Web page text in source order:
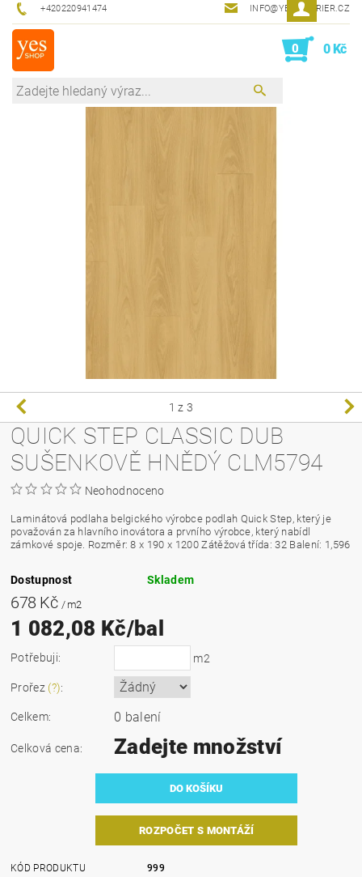
+420220941474 INFO@YESINTERIER.CZ
0 0 Kč
1 z 3
QUICK STEP CLASSIC DUB
SUŠENKOVĚ HNĚDÝ CLM5794
Neohodnoceno
Laminátová podlaha belgického výrobce podlah Quick Step, který je
považován za hlavního inovátora a prvního výrobce, který nabídl
zámkové spoje. Rozměr: 8 x 190 x 1200 Zátěžová třída: 32 Balení: 1,596
Dostupnost Skladem
678 Kč / m2
1 082,08 Kč/bal
Potřebuji: m2
Prořez (?):
Celkem: 0 balení
Celková cena: Zadejte množství
ROZPOČET S MONTÁŽÍ
KÓD PRODUKTU
999